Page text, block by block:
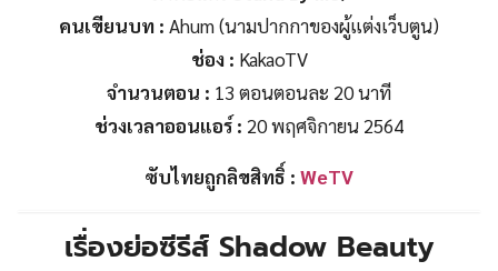
คนเขียนบท : Ahum (นามปากกาของผู้แต่งเว็บตูน)
ช่อง : KakaoTV
จำนวนตอน : 13 ตอนตอนละ 20 นาที
ช่วงเวลาออนแอร์ : 20 พฤศจิกายน 2564
ซับไทยถูกลิขสิทธิ์ : WeTV
เรื่องย่อซีรีส์ Shadow Beauty